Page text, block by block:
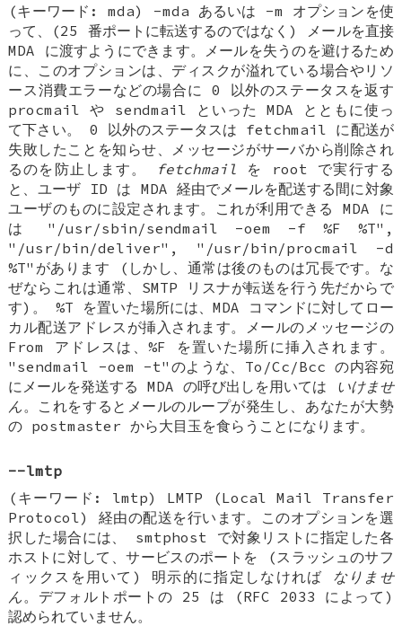
(キーワード: mda) -mda あるいは -m オプションを使
って、(25 番ポートに転送するのではなく) メールを直接
MDA に渡すようにできます。メールを失うのを避けるため
に、このオプションは、ディスクが溢れている場合やリソ
ース消費エラーなどの場合に 0 以外のステータスを返す
procmail や sendmail といった MDA とともに使っ
て下さい。 0 以外のステータスは fetchmail に配送が
失敗したことを知らせ、メッセージがサーバから削除され
るのを防止します。
fetchmail
を root で実行する
と、ユーザ ID は MDA 経由でメールを配送する間に対象
ユーザのものに設定されます。これが利用できる MDA に
は "/usr/sbin/sendmail -oem -f %F %T",
"/usr/bin/deliver", "/usr/bin/procmail -d
%T"があります (しかし、通常は後のものは冗長です。な
ぜならこれは通常、SMTP リスナが転送を行う先だからで
す)。 %T を置いた場所には、MDA コマンドに対してロー
カル配送アドレスが挿入されます。メールのメッセージの
From アドレスは、%F を置いた場所に挿入されます。
"sendmail -oem -t"のような、To/Cc/Bcc の内容宛
にメールを発送する MDA の呼び出しを用いては
いけませ
ん 。これをするとメールのループが発生し、あなたが大勢
の postmaster から大目玉を食らうことになります。
--lmtp
(キーワード: lmtp) LMTP (Local Mail Transfer
Protocol) 経由の配送を行います。このオプションを選
択した場合には、 smtphost で対象リストに指定した各
ホストに対して、サービスのポートを (スラッシュのサフ
ィックスを用いて) 明示的に指定しなければ なりませ
ん 。デフォルトポートの 25 は (RFC 2033 によって)
認められていません。